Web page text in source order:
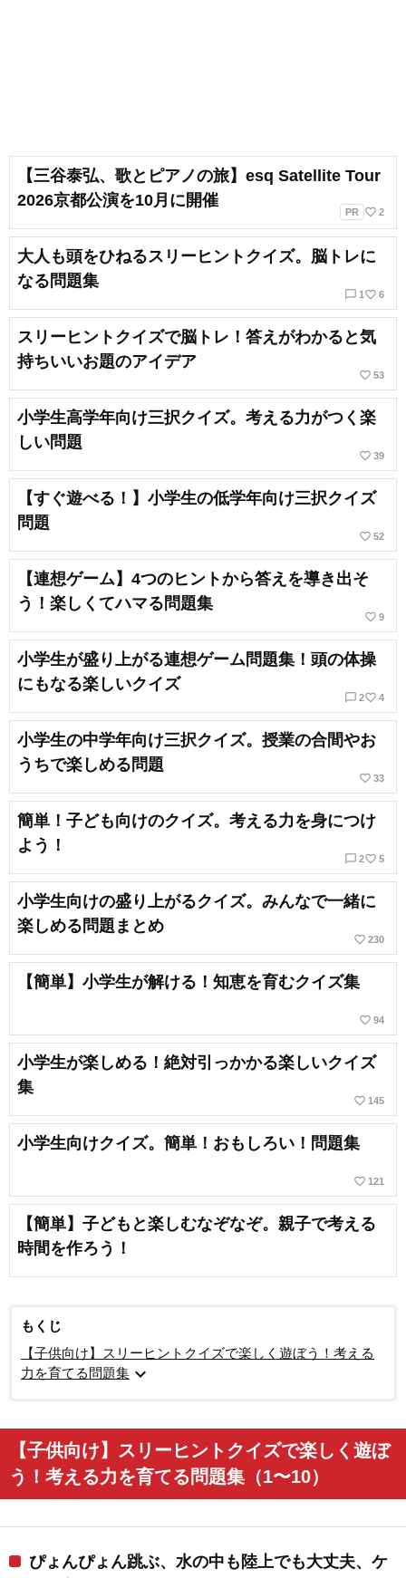
【三谷泰弘、歌とピアノの旅】esq Satellite Tour
2026京都公演を10月に開催
PR favorite_border 2
大人も頭をひねるスリーヒントクイズ。脳トレに
なる問題集
chat_bubble_outline 1 favorite_border 6
スリーヒントクイズで脳トレ！答えがわかると気
持ちいいお題のアイデア
favorite_border 53
小学生高学年向け三択クイズ。考える力がつく楽
しい問題
favorite_border 39
【すぐ遊べる！】小学生の低学年向け三択クイズ
問題
favorite_border 52
【連想ゲーム】4つのヒントから答えを導き出そ
う！楽しくてハマる問題集
favorite_border 9
小学生が盛り上がる連想ゲーム問題集！頭の体操
にもなる楽しいクイズ
chat_bubble_outline 2favorite_border 4
小学生の中学年向け三択クイズ。授業の合間やお
うちで楽しめる問題
favorite_border 33
簡単！子ども向けのクイズ。考える力を身につけ
よう！
chat_bubble_outline 2favorite_border 5
小学生向けの盛り上がるクイズ。みんなで一緒に
楽しめる問題まとめ
favorite_border 230
【簡単】小学生が解ける！知恵を育むクイズ集
favorite_border 94
小学生が楽しめる！絶対引っかかる楽しいクイズ
集
favorite_border 145
小学生向けクイズ。簡単！おもしろい！問題集
favorite_border 121
【簡単】子どもと楽しむなぞなぞ。親子で考える
時間を作ろう！
もくじ
【子供向け】スリーヒントクイズで楽しく遊ぼう！考える
力を育てる問題集 expand_more
【子供向け】スリーヒントクイズで楽しく遊ぼ
う！考える力を育てる問題集（1〜10）
ぴょんぴょん跳ぶ、水の中も陸上でも大丈夫、ケ